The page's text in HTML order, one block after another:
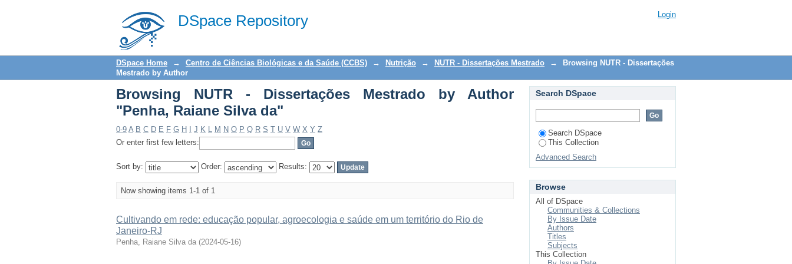
DSpace Repository
Browsing NUTR - Dissertações Mestrado by Author "Penha, Raiane Silva da" Login
DSpace Home → Centro de Ciências Biológicas e da Saúde (CCBS) → Nutrição → NUTR - Dissertações Mestrado →
Browsing NUTR - Dissertações
Mestrado by Author
Browsing NUTR - Dissertações Mestrado by Author
"Penha, Raiane Silva da"
0-9 A B C D E F G H J K L M N O P Q R S T U V W X Y Z
Or enter first few letters:
Sort by: Order: Results:
Now showing items 1-1 of 1
Cultivando em rede: educação popular, agroecologia e saúde em um território do Rio de
Janeiro-RJ
Penha, Raiane Silva da (2024-05-16)
Search DSpace
Search DSpace
This Collection
Advanced Search
Browse
All of DSpace
Communities & Collections
By Issue Date
Authors
Titles
Subjects
This Collection